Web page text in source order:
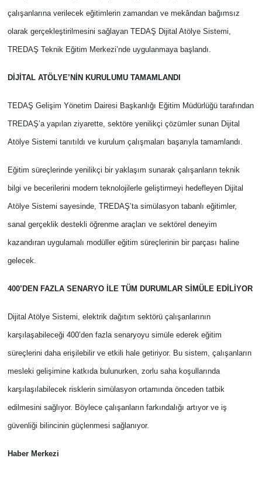
çalışanlarına verilecek eğitimlerin zamandan ve mekândan bağımsız
olarak gerçekleştirilmesini sağlayan TEDAŞ Dijital Atölye Sistemi,
TREDAŞ Teknik Eğitim Merkezi’nde uygulanmaya başlandı.
DİJİTAL ATÖLYE’NİN KURULUMU TAMAMLANDI
TEDAŞ Gelişim Yönetim Dairesi Başkanlığı Eğitim Müdürlüğü tarafından
TREDAŞ’a yapılan ziyarette, sektöre yenilikçi çözümler sunan Dijital
Atölye Sistemi tanıtıldı ve kurulum çalışmaları başarıyla tamamlandı.
Eğitim süreçlerinde yenilikçi bir yaklaşım sunarak çalışanların teknik
bilgi ve becerilerini modern teknolojilerle geliştirmeyi hedefleyen Dijital
Atölye Sistemi sayesinde, TREDAŞ’ta simülasyon tabanlı eğitimler,
sanal gerçeklik destekli öğrenme araçları ve sektörel deneyim
kazandıran uygulamalı modüller eğitim süreçlerinin bir parçası haline
gelecek.
400’DEN FAZLA SENARYO İLE TÜM DURUMLAR SİMÜLE EDİLİYOR
Dijital Atölye Sistemi, elektrik dağıtım sektörü çalışanlarının
karşılaşabileceği 400’den fazla senaryoyu simüle ederek eğitim
süreçlerini daha erişilebilir ve etkili hale getiriyor. Bu sistem, çalışanların
mesleki gelişimine katkıda bulunurken, zorlu saha koşullarında
karşılaşılabilecek risklerin simülasyon ortamında önceden tatbik
edilmesini sağlıyor. Böylece çalışanların farkındalığı artıyor ve iş
güvenliği bilincinin güçlenmesi sağlanıyor.
Haber Merkezi